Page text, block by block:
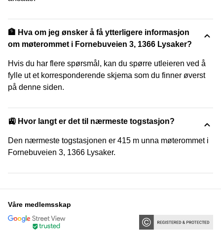
🏦 Hva om jeg ønsker å få ytterligere informasjon
om møterommet i Fornebuveien 3, 1366 Lysaker?
Hvis du har flere spørsmål, kan du spørre utleieren ved å
fylle ut et korresponderende skjema som du finner øverst
på denne siden.
🚉 Hvor langt er det til nærmeste togstasjon?
Den nærmeste togstasjonen er 415 m unna møterommet i
Fornebuveien 3, 1366 Lysaker.
Våre medlemsskap